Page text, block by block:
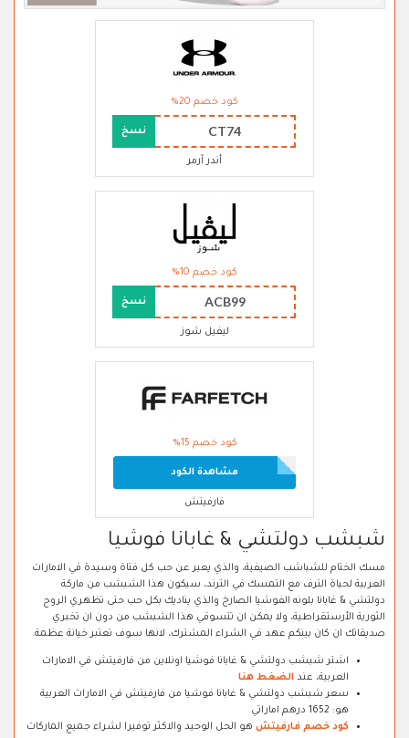
كود خصم 20%
CT74 نسخ
أندر آرمر
كود خصم 10%
ACB99 نسخ
ليفيل شوز
كود خصم 15%
مشاهدة الكود
فارفيتش
شبشب دولتشي & غابانا فوشيا
مسك الختام للشباشب الصيفية، والذي يعبر عن حب كل فتاة وسيدة في الامارات
العربية لحياة الترف مع التمسك في الترند، سيكون هذا الشبشب من ماركة
دولتشي & غابانا بلونه الفوشيا الصارخ والذي يناديك بكل حب حتى تظهري الروح
الثورية الأرستقراطية، ولا يمكن ان تتسوقي هذا الشبشب من دون ان تخبري
صديقاتك ان كان بينكم عهد في الشراء المشترك، لانها سوف تعتبر خيانة عظمة.
اشتر شبشب دولتشي & غابانا فوشيا اونلاين من فارفيتش في الامارات
العربية، عند الضغط هنا
سعر شبشب دولتشي & غابانا فوشيا من فارفيتش في الامارات العربية
هو: 1652 درهم اماراتي
كود خصم فارفيتش هو الحل الوحيد والاكثر توفيرا لشراء جميع الماركات